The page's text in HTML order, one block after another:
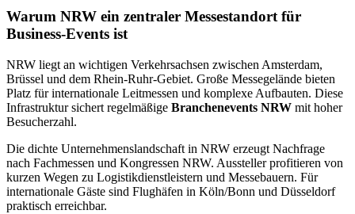
Warum NRW ein zentraler Messestandort für
Business-Events ist
NRW liegt an wichtigen Verkehrsachsen zwischen Amsterdam,
Brüssel und dem Rhein-Ruhr-Gebiet. Große Messegelände bieten
Platz für internationale Leitmessen und komplexe Aufbauten. Diese
Infrastruktur sichert regelmäßige Branchenevents NRW mit hoher
Besucherzahl.
Die dichte Unternehmenslandschaft in NRW erzeugt Nachfrage
nach Fachmessen und Kongressen NRW. Aussteller profitieren von
kurzen Wegen zu Logistikdienstleistern und Messebauern. Für
internationale Gäste sind Flughäfen in Köln/Bonn und Düsseldorf
praktisch erreichbar.